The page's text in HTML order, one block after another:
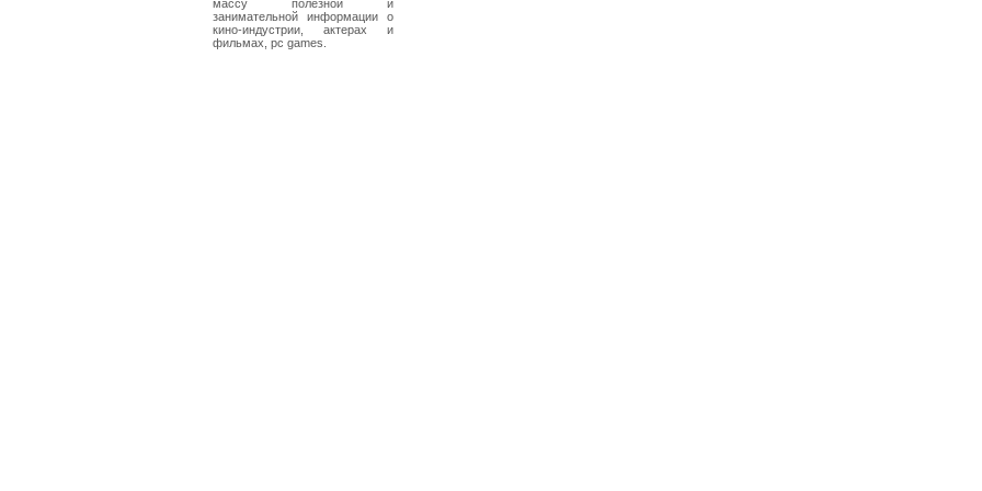
массу полезной и
занимательной информации о
кино-индустрии, актерах и
фильмах, pc games.